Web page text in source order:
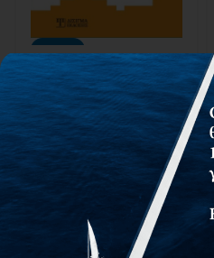
-10%
Διαθέσιμο
Προσομοίωση Συστημάτων
Διακριτών Γεγονότων
Κουϊκόγλου Βασίλειος
Κωνσταντάς Δημήτριος
30,00€